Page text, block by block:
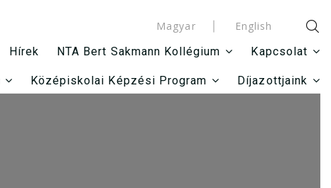
Magyar
English
Hírek NTA Bert Sakmann Kollégium Kapcsolat
Középiskolai Képzési Program Díjazottjaink